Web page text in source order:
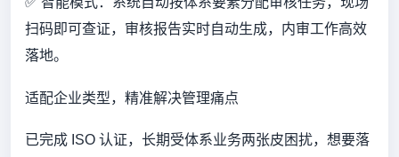
扫码即可查证，审核报告实时自动生成，内审工作高效
落地。
适配企业类型，精准解决管理痛点
已完成 ISO 认证，长期受体系业务两张皮困扰，想要落